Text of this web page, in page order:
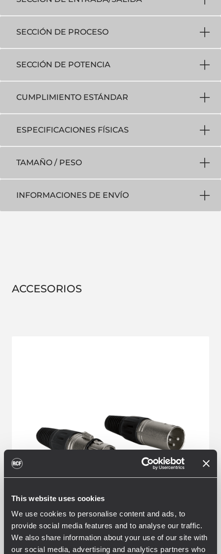
This website uses cookies
We use cookies to personalise content and ads, to
provide social media features and to analyse our traffic.
We also share information about your use of our site with
our social media, advertising and analytics partners who
SECCIÓN DE PROCESO
SECCIÓN DE POTENCIA
CUMPLIMIENTO ESTÁNDAR
ESPECIFICACIONES FÍSICAS
TAMAÑO / PESO
INFORMACIONES DE ENVÍO
ACCESORIOS